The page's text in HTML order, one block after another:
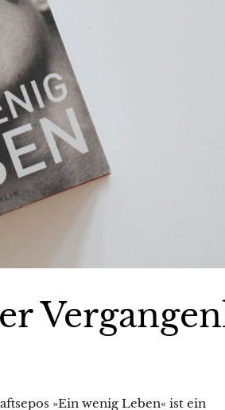
»Ein wenig Leben« ist ein